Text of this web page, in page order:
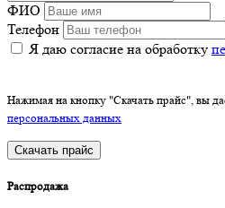
ФИО
Телефон
Я даю согласие на обработку
Нажимая на кнопку "Скачать прайс", вы
персональных данных
Скачать прайс
Распродажа